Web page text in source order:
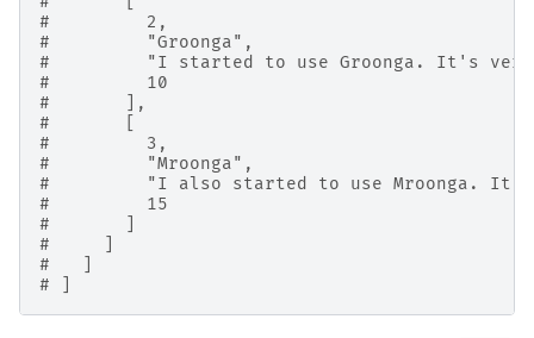
#         2,
#         "Groonga",
#         "I started to use Groonga. It's
#         10
#       ],
#       [
#         3,
#         "Mroonga",
#         "I also started to use Mroonga.
#         15
#       ]
#     ]
#   ]
# ]